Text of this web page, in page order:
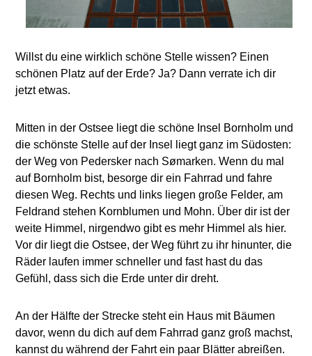
Willst du eine wirklich schöne Stelle wissen? Einen
schönen Platz auf der Erde? Ja? Dann verrate ich dir
jetzt etwas.
Mitten in der Ostsee liegt die schöne Insel Bornholm und
die schönste Stelle auf der Insel liegt ganz im Südosten:
der Weg von Pedersker nach Sømarken. Wenn du mal
auf Bornholm bist, besorge dir ein Fahrrad und fahre
diesen Weg. Rechts und links liegen große Felder, am
Feldrand stehen Kornblumen und Mohn. Über dir ist der
weite Himmel, nirgendwo gibt es mehr Himmel als hier.
Vor dir liegt die Ostsee, der Weg führt zu ihr hinunter, die
Räder laufen immer schneller und fast hast du das
Gefühl, dass sich die Erde unter dir dreht.
An der Hälfte der Strecke steht ein Haus mit Bäumen
davor, wenn du dich auf dem Fahrrad ganz groß machst,
kannst du während der Fahrt ein paar Blätter abreißen.